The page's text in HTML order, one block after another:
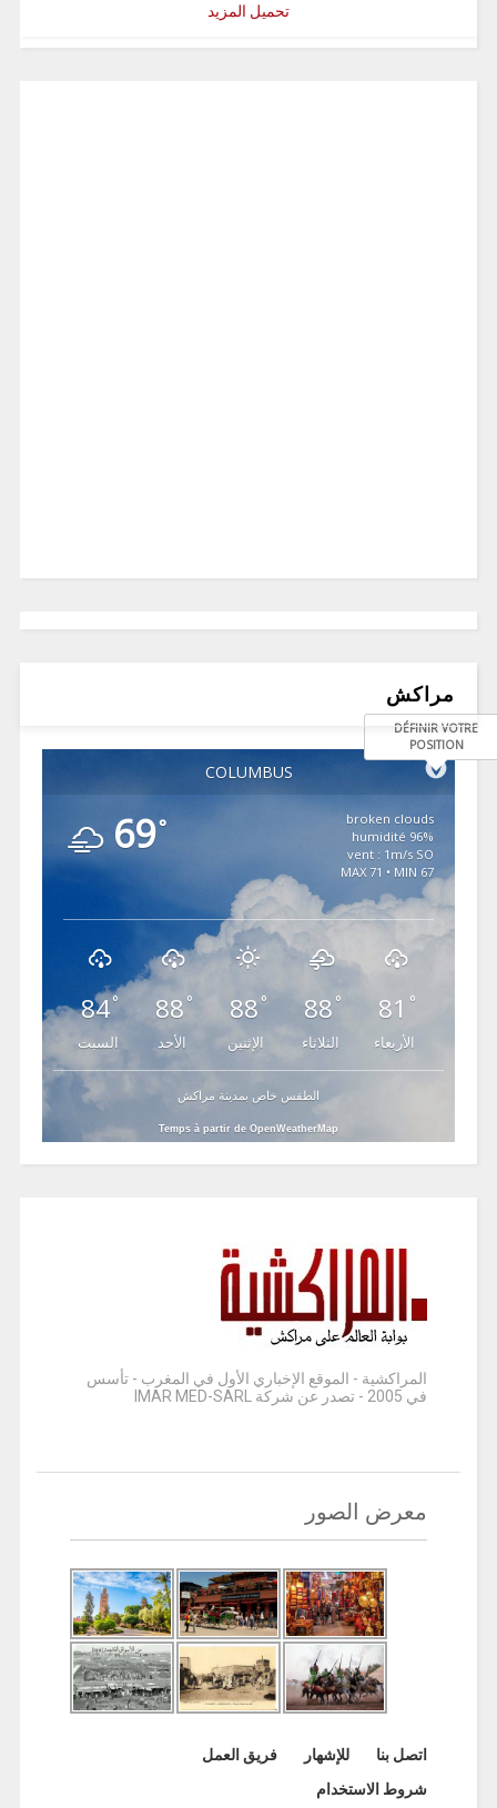
تحميل المزيد
مراكش
COLUMBUS
DÉFINIR VOTRE
POSITION
69°
broken clouds
96% humidité
vent : 1m/s SO
MAX 71 • MIN 67
84°
السبت
88 °
الأحد
88°
الإثنين
88 °
الثلاثاء
81 °
الأربعاء
الطقس خاص بمدينة مراكش
Temps à partir de OpenWeatherMap
المراكشية - الموقع الإخباري الأول في المغرب - تأسس
في 2005 - تصدر عن شركة IMAR MED-SARL
معرض الصور
اتصل بنا للإشهار
فريق العمل
شروط الاستخدام